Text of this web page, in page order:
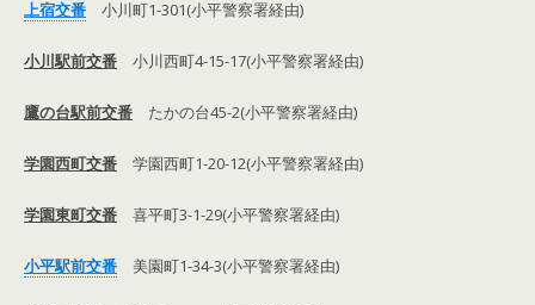
上宿交番 小川町1-301(小平警察署経由)
小川駅前交番 小川西町4-15-17(小平警察署経由)
鷹の台駅前交番 たかの台45-2(小平警察署経由)
学園西町交番 学園西町1-20-12(小平警察署経由)
学園東町交番 喜平町3-1-29(小平警察署経由)
小平駅前交番 美園町1-34-3(小平警察署経由)